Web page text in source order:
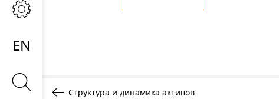
EN
Структура и динамика активов
© 2021ОАО "РЖД"